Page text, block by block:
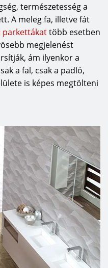
természetesség a
A meleg fa, illetve fát
parkettákattöbb esetben
megjelenést
ám ilyenkor a
a fal, csak a padló,
is képes megtölteni